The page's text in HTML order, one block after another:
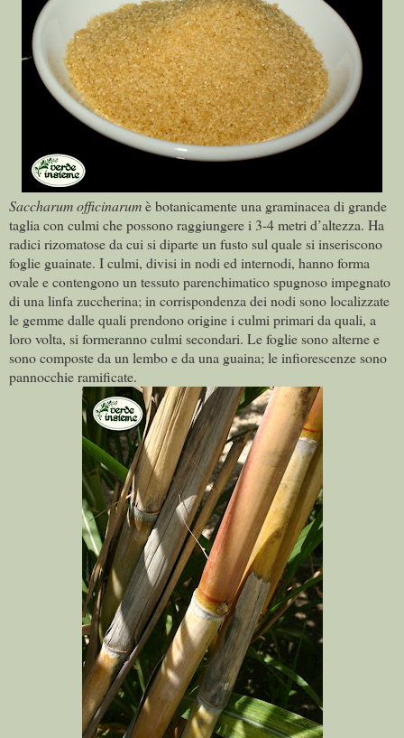
Saccharum officinarumè botanicamente una graminacea di grande
taglia con culmi che possono raggiungere i 3-4 metri d’altezza. Ha
radici rizomatose da cui si diparte un fusto sul quale si inseriscono
foglie guainate. I culmi, divisi in nodi ed internodi, hanno forma
ovale e contengono un tessuto parenchimatico spugnoso impegnato
di una linfa zuccherina; in corrispondenza dei nodi sono localizzate
le gemme dalle quali prendono origine i culmi primari da quali, a
loro volta, si formeranno culmi secondari. Le foglie sono alterne e
sono composte da un lembo e da una guaina; le infiorescenze sono
pannocchie ramificate.